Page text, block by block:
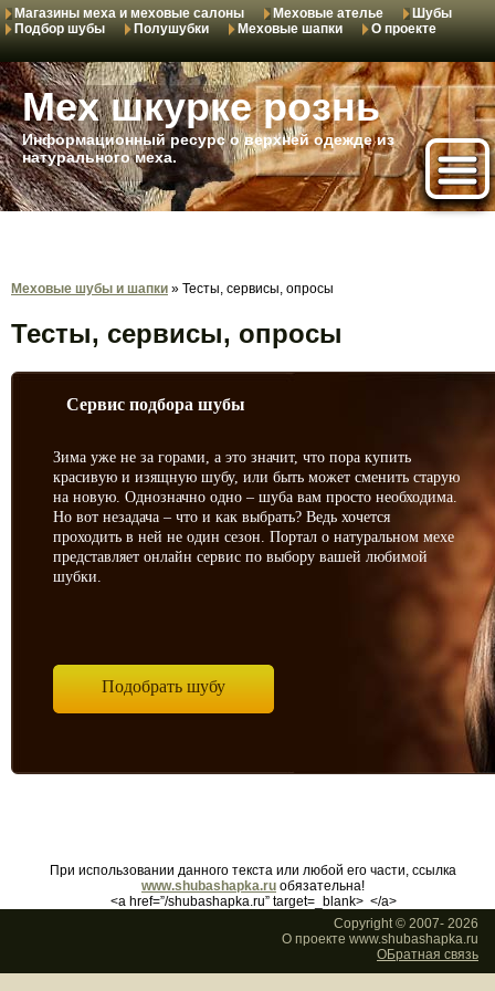
Магазины меха и меховые салоны Меховые ателье
Шубы
Подбор шубы
Полушубки Меховые шапки О проекте
Мех шкурке рознь
Информационный ресурс о верхней одежде из
натурального меха.
Меховые шубы и шапки » Тесты, сервисы, опросы
Тесты, сервисы, опросы
Сервис подбора шубы
Зима уже не за горами, а это значит, что пора купить
красивую и изящную шубу, или быть может сменить старую
на новую. Однозначно одно – шуба вам просто необходима.
Но вот незадача – что и как выбрать? Ведь хочется
проходить в ней не один сезон. Портал о натуральном мехе
представляет онлайн сервис по выбору вашей любимой
шубки.
Подобрать шубу
При использовании данного текста или любой его части, ссылка
www.shubashapka.ru обязательна!
<a href=”/shubashapka.ru” target=_blank> </a>
Copyright © 2007- 2026
О проекте www.shubashapka.ru
ОБратная связь